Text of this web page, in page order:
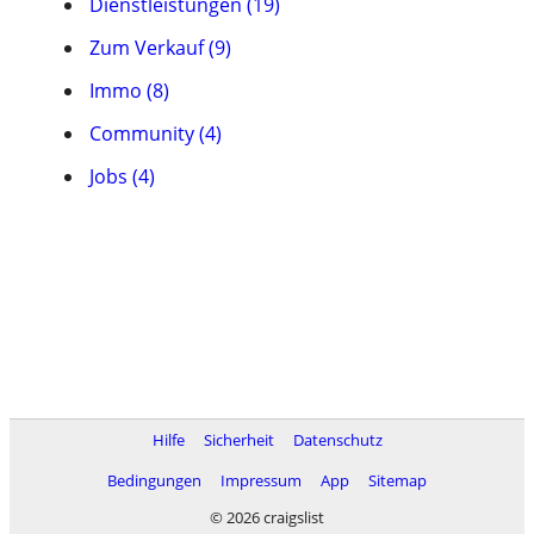
Zum Verkauf (9)
Immo (8)
Community (4)
Jobs (4)
Hilfe Sicherheit
Datenschutz
Bedingungen
Impressum App
Sitemap
© 2026 craigslist